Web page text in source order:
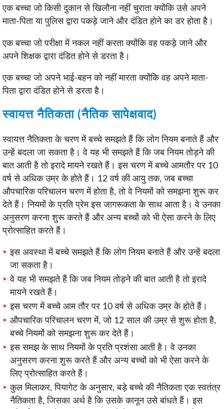
एक बच्चा जो किसी दुकान से खिलौना नहीं चुराता क्योंकि उसे अपने
माता-पिता या पुलिस द्वारा पकड़े जाने और दंडित होने का डर होता है।
एक बच्चा जो परीक्षा में नकल नहीं करता क्योंकि वह पकड़े जाने और
अपने शिक्षक द्वारा दंडित होने से डरता है।
एक बच्चा जो अपने भाई-बहन को नहीं मारता क्योंकि वह अपने माता-
पिता द्वारा दंडित होने से डरता है।
स्वायत्त नैतिकता (नैतिक सापेक्षवाद)
स्वायत्त नैतिकता के चरण में बच्चे समझते हैं कि लोग नियम बनाते हैं और
उन्हें बदला जा सकता है। वे यह भी समझते हैं कि जब नियम तोड़ने की
बात आती है तो इरादे मायने रखते हैं। इस चरण में बच्चे आमतौर पर 10
वर्ष से अधिक उम्र के होते हैं। 12 वर्ष की आयु तक, जब बच्चा
औपचारिक परिचालन चरण में होता है, तो वे नियमों को समझना शुरू कर
देते हैं। नियमों के प्रति प्रेम इस जागरूकता के साथ आता है। वे उनका
अनुसरण करना शुरू करते हैं और अन्य बच्चों को भी ऐसा करने के लिए
प्रोत्साहित करते हैं।
इस अवस्था में बच्चे समझते हैं कि लोग नियम बनाते हैं और उन्हें बदला
जा सकता है।
वे यह भी समझते हैं कि जब नियम तोड़ने की बात आती है तो इरादे
मायने रखते हैं।
इस चरण में बच्चे आम तौर पर 10 वर्ष से अधिक उम्र के होते हैं।
औपचारिक परिचालन चरण में, जो 12 साल की उम्र से शुरू होता है,
बच्चे नियमों को समझना शुरू कर देते हैं।
इस समझ के साथ नियमों के प्रति प्रशंसा आती है। वे उनका
अनुसरण करना शुरू करते हैं और अन्य बच्चों को भी ऐसा करने के
लिए प्रोत्साहित करते हैं।
कुल मिलाकर, पियागेट के अनुसार, बड़े बच्चे की नैतिकता एक स्वतंत्र
नैतिकता है, जिसका अर्थ है कि उसके कानून उसे बांधते हैं। इस